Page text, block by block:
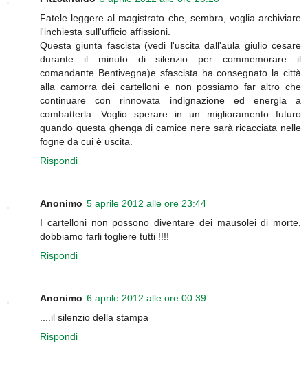
Fatele leggere al magistrato che, sembra, voglia archiviare
l'inchiesta sull'ufficio affissioni.
Questa giunta fascista (vedi l'uscita dall'aula giulio cesare
durante il minuto di silenzio per commemorare il
comandante Bentivegna)e sfascista ha consegnato la città
alla camorra dei cartelloni e non possiamo far altro che
continuare con rinnovata indignazione ed energia a
combatterla. Voglio sperare in un miglioramento futuro
quando questa ghenga di camice nere sarà ricacciata nelle
fogne da cui è uscita.
Rispondi
Anonimo 5 aprile 2012 alle ore 23:44
I cartelloni non possono diventare dei mausolei di morte,
dobbiamo farli togliere tutti !!!!
Rispondi
Anonimo 6 aprile 2012 alle ore 00:39
....il silenzio della stampa
Rispondi